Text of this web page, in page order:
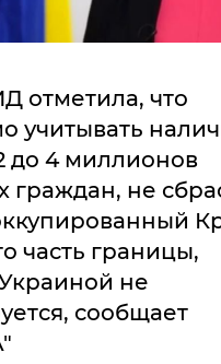
отметила, что
учитывать
до 4 миллионов
граждан, не
часть границы,
не
сообщает